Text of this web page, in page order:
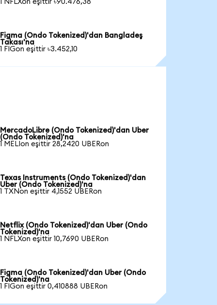
1 NFLXon eşittir ৳90.476,38
Figma (Ondo Tokenized)'dan Bangladeş
Takası'na
1 FIGon eşittir ৳3.452,10
MercadoLibre (Ondo Tokenized)'dan Uber
(Ondo Tokenized)'na
1 MELIon eşittir 28,2420 UBERon
Texas Instruments (Ondo Tokenized)'dan
Uber (Ondo Tokenized)'na
1 TXNon eşittir 4,1552 UBERon
Netflix (Ondo Tokenized)'dan Uber (Ondo
Tokenized)'na
1 NFLXon eşittir 10,7690 UBERon
Figma (Ondo Tokenized)'dan Uber (Ondo
Tokenized)'na
1 FIGon eşittir 0,410888 UBERon